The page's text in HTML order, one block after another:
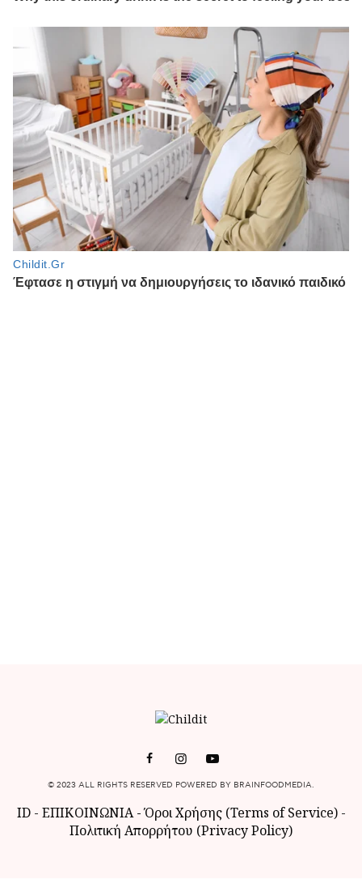
© 2023 ALL RIGHTS RESERVED POWERED BY BRAINFOODMEDIA.
ID- ΕΠΙΚΟΙΝΩΝΙΑ-Όροι Χρήσης (Terms of Service)-
Πολιτική Απορρήτου (Privacy Policy)